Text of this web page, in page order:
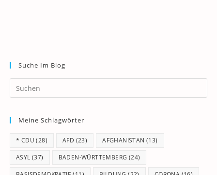
Suche Im Blog
Meine Schlagwörter
* CDU (28) AFD (23) AFGHANISTAN (13)
ASYL (37) BADEN-WÜRTTEMBERG (24)